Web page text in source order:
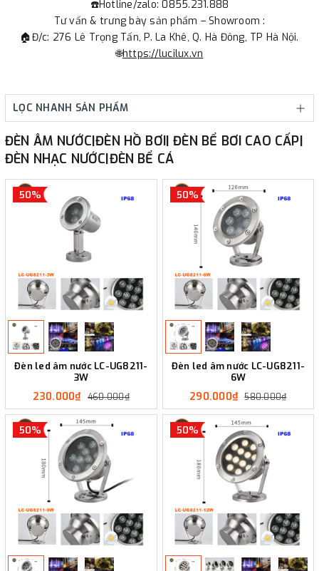
LỌC NHANH SẢN PHẨM
ĐÈN ÂM NƯỚC|ĐÈN HỒ BƠI| ĐÈN BỂ BƠI CAO CẤP|
ĐÈN NHẠC NƯỚC|ĐÈN BỂ CÁ
50%
Đèn led âm nước LC-UG8211-
3W
230.000₫ 460.000₫
50%
Đèn led âm nước LC-UG8211-
6W
290.000₫ 580.000₫
50% 50%
☎️Hotline/zalo: 0855.231.888
Tư vấn & trưng bày sản phẩm – Showroom :
🏠Đ/c: 276 Lê Trọng Tấn, P. La Khê, Q. Hà Đông, TP Hà Nội.
🌐https://lucilux.vn